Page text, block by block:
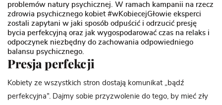
problemów natury psychicznej. W ramach kampanii na rzecz
zdrowia psychicznego kobiet #wKobiecejGłowie eksperci
zostali zapytani w jaki sposób odpuścić i odrzucić presję
bycia perfekcyjną oraz jak wygospodarować czas na relaks i
odpoczynek niezbędny do zachowania odpowiedniego
balansu psychicznego.
Presja perfekcji
Kobiety ze wszystkich stron dostają komunikat „bądź
perfekcyjna”. Dajmy sobie przyzwolenie do tego, by mieć zły